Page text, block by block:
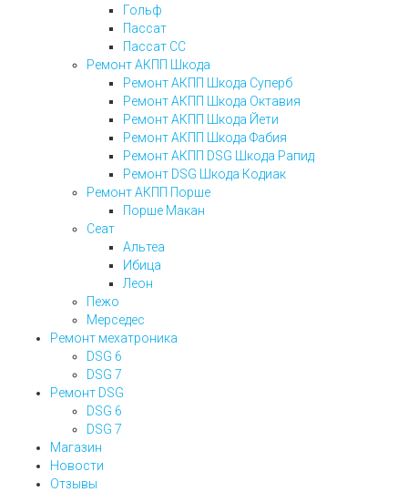
Гольф
Пассат
Пассат СС
Ремонт АКПП Шкода
Ремонт АКПП Шкода Суперб
Ремонт АКПП Шкода Октавия
Ремонт АКПП Шкода Йети
Ремонт АКПП Шкода Фабия
Ремонт АКПП DSG Шкода Рапид
Ремонт DSG Шкода Кодиак
Ремонт АКПП Порше
Порше Макан
Сеат
Альтеа
Ибица
Леон
Пежо
Мерседес
Ремонт мехатроника
DSG 6
DSG 7
Ремонт DSG
DSG 6
DSG 7
Магазин
Новости
Отзывы